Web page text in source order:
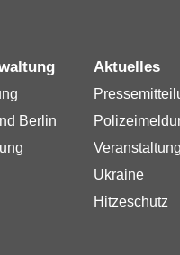
Berlin
Aktuelles
Ukraine
Hitzeschutz